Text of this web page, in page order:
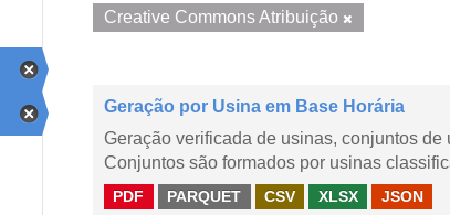
Creative Commons Atribuição
Geração por Usina em Base Horária
Geração verificada de usinas, conjuntos
Conjuntos são formados por usinas
PDF PARQUET CSV XLSX JSON